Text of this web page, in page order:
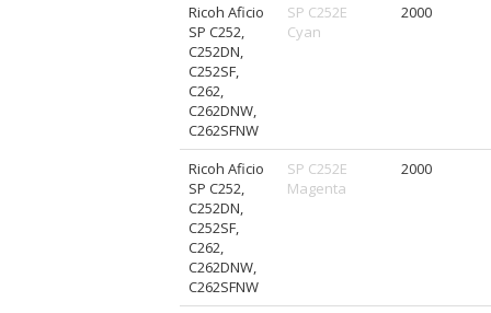
Ricoh Aficio
SP C252,
C252DN,
C252SF,
C262,
C262DNW,
C262SFNW
SP C252E
Cyan
2000
Ricoh Aficio
SP C252,
C252DN,
C252SF,
C262,
C262DNW,
C262SFNW
SP C252E
Magenta
2000